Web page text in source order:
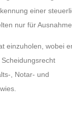
einer
nur für
einzuholen, wobei
, Notar- und